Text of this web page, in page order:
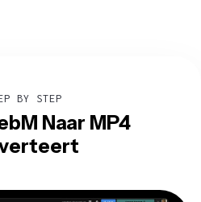
BY STEP
Naar MP4